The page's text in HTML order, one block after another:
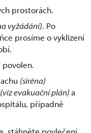
prostorách.
vyžádání). Po
prosíme o vyklizení
povolen.
(siréna)
(viz evakuační plán)a
případně